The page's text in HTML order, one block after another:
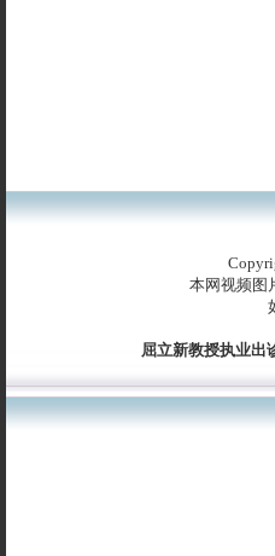
本网视频图
屈立新教授执业出